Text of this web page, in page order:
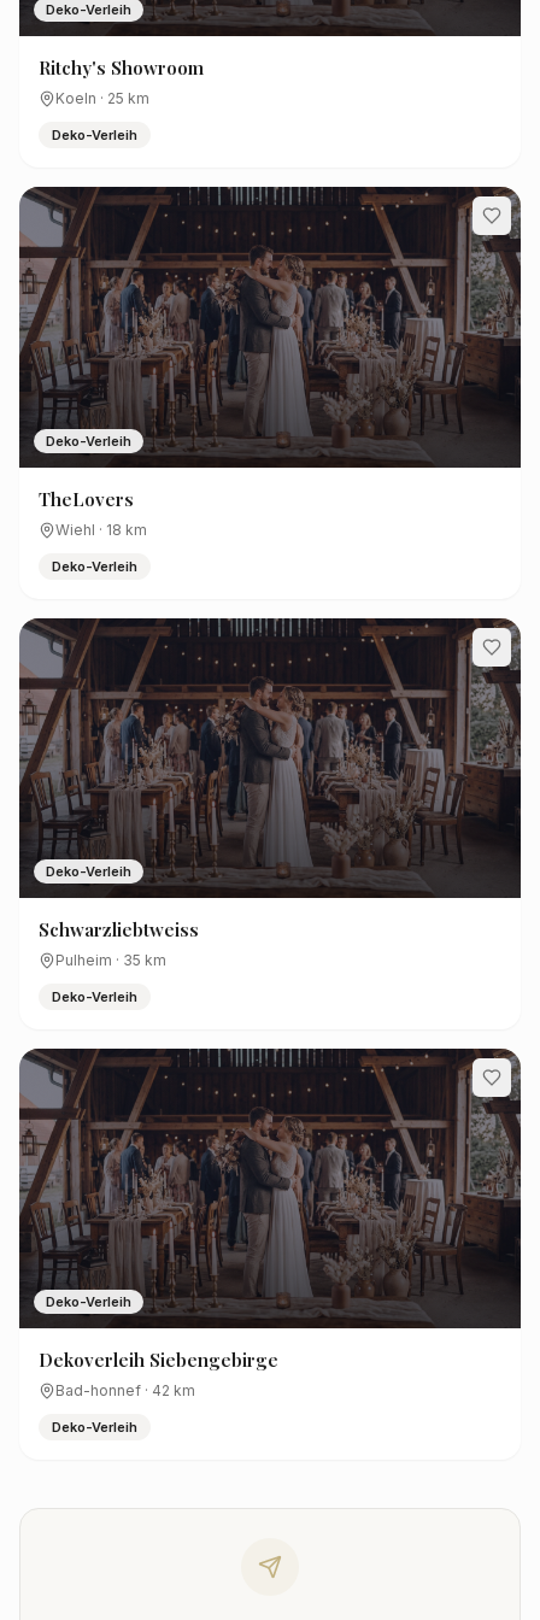
Deko-Verleih
Ritchy's Showroom
Koeln · 25 km
Deko-Verleih
Deko-Verleih
TheLovers
Wiehl · 18 km
Deko-Verleih
Deko-Verleih
Schwarzliebtweiss
Pulheim · 35 km
Deko-Verleih
Deko-Verleih
Dekoverleih Siebengebirge
Bad-honnef · 42 km
Deko-Verleih